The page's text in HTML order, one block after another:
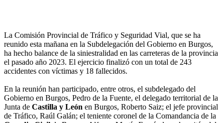
La Comisión Provincial de Tráfico y Seguridad Vial, que se ha
reunido esta mañana en la Subdelegación del Gobierno en Burgos,
ha hecho balance de la siniestralidad en las carreteras de la provincia
el pasado año 2023. El ejercicio finalizó con un total de 243
accidentes con víctimas y 18 fallecidos.
En la reunión han participado, entre otros, el subdelegado del
Gobierno en Burgos, Pedro de la Fuente, el delegado territorial de la
Junta de Castilla y León en Burgos, Roberto Saiz; el jefe provincial
de Tráfico, Raúl Galán; el teniente coronel de la Comandancia de la